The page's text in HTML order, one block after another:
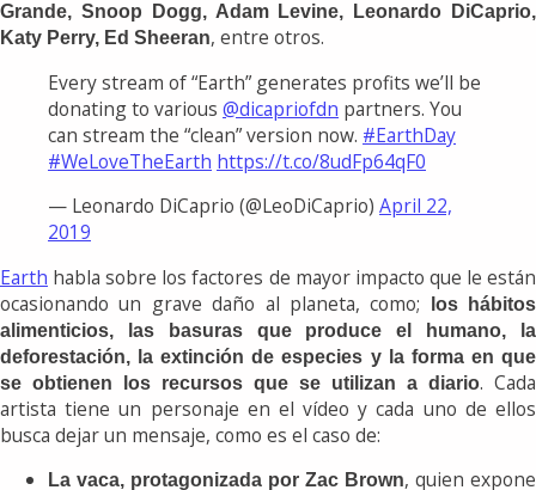
Grande, Snoop Dogg, Adam Levine, Leonardo DiCaprio,
Katy Perry, Ed Sheeran, entre otros.
Every stream of “Earth” generates profits we’ll be
donating to various @dicapriofdn partners. You
can stream the “clean” version now. #EarthDay
#WeLoveTheEarth https://t.co/8udFp64qF0
— Leonardo DiCaprio (@LeoDiCaprio) April 22,
2019
Earth habla sobre los factores de mayor impacto que le están
ocasionando un grave daño al planeta, como;
los hábitos
alimenticios, las basuras que produce el humano, la
deforestación, la extinción de especies y la forma en que
se obtienen los recursos que se utilizan a diario. Cada
artista tiene un personaje en el vídeo y cada uno de ellos
busca dejar un mensaje, como es el caso de:
La vaca, protagonizada por Zac Brown, quien expone